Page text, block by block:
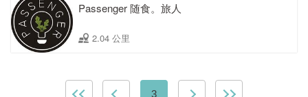
Passenger 随食。旅人
2.04 公里
3